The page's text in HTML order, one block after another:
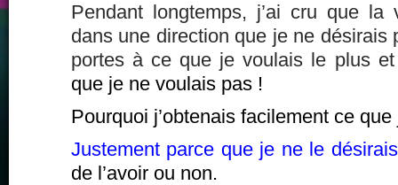
Pendant longtemps, j’ai cru que la
dans une direction que je ne désirais
portes à ce que je voulais le plus
que je ne voulais pas !
Pourquoi j’obtenais facilement ce
Justement parce que je ne le
de l’avoir ou non.